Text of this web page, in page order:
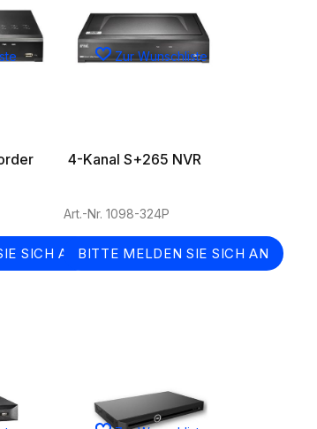
SICH AN
Zur Wunschliste
4-Kanal S+265 NVR
Art.-Nr. 1098-324P
BITTE MELDEN SIE SICH AN